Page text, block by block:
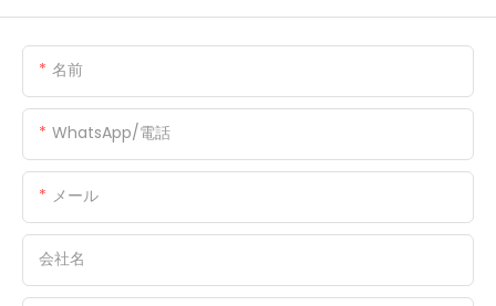
名前
WhatsApp/電話
メール
会社名